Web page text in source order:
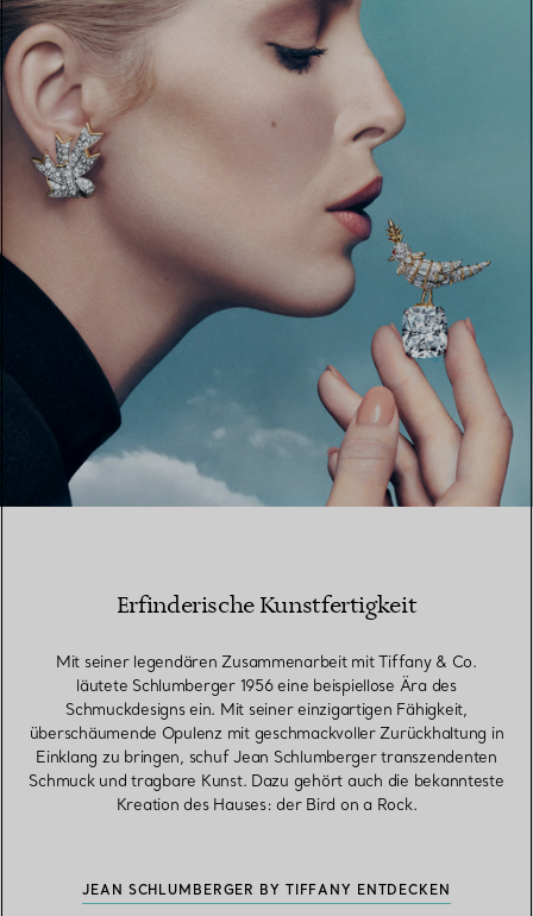
Erfinderische Kunstfertigkeit
Mit seiner legendären Zusammenarbeit mit Tiffany & Co.
läutete Schlumberger 1956 eine beispiellose Ära des
Schmuckdesigns ein. Mit seiner einzigartigen Fähigkeit,
überschäumende Opulenz mit geschmackvoller Zurückhaltung in
Einklang zu bringen, schuf Jean Schlumberger transzendenten
Schmuck und tragbare Kunst. Dazu gehört auch die bekannteste
Kreation des Hauses: der Bird on a Rock.
JEAN SCHLUMBERGER BY TIFFANY ENTDECKEN